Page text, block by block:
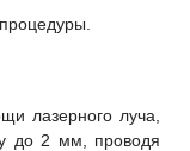
лазерного луча,
до 2 мм, проводя